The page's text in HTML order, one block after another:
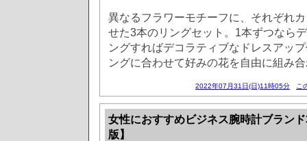
異なるフラワーモチーフに、それぞれ
せた3本のリングセット。1本ずつなら
ングすればデコラティブなドレスアッ
ングに合わせて好みの花を自由に組み
2022年07月31日(日)11時05分 こ
女性におすすめビジネス腕時計ブラン
版】